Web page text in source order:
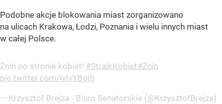
Podobne akcje blokowania miast zorganizowano
na ulicach Krakowa, Łodzi, Poznania i wielu innych miast
w całej Polsce.
Żnin po stronie kobiet! #StrajkKobiet#Żnin
pic.twitter.com/iyIvYBojti
— Krzysztof Brejza - Biuro Senatorskie (@KrzysztofBrejza)